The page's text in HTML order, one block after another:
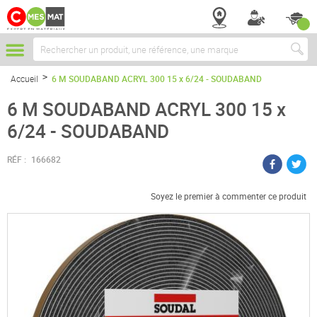
Chercher
Accueil 6 M SOUDABAND ACRYL 300 15 x 6/24 - SOUDABAND
6 M SOUDABAND ACRYL 300 15 x
6/24 - SOUDABAND
RÉF : 166682
Soyez le premier à commenter ce produit
Passer